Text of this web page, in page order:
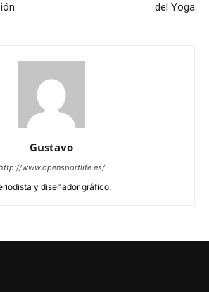
del Yoga
Gustavo
www.opensportlife.es/
y diseñador gráfico.